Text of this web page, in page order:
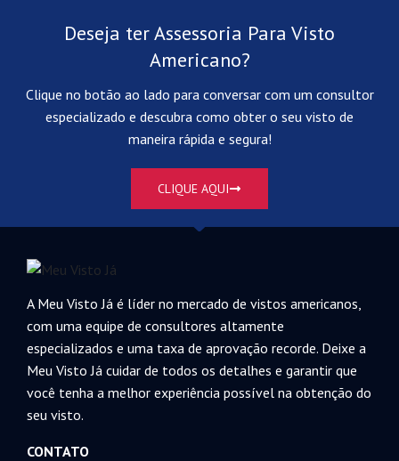
Deseja ter Assessoria Para Visto
Americano?
Clique no botão ao lado para conversar com um consultor
especializado e descubra como obter o seu visto de
maneira rápida e segura!
CLIQUE AQUI
A Meu Visto Já é líder no mercado de vistos americanos,
com uma equipe de consultores altamente
especializados e uma taxa de aprovação recorde. Deixe a
Meu Visto Já cuidar de todos os detalhes e garantir que
você tenha a melhor experiência possível na obtenção do
seu visto.
CONTATO